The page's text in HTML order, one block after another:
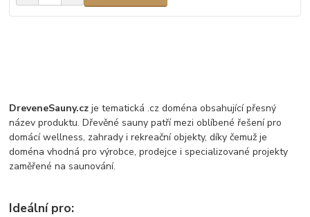
DreveneSauny.cz je tematická .cz doména obsahující přesný
název produktu. Dřevěné sauny patří mezi oblíbené řešení pro
domácí wellness, zahrady i rekreační objekty, díky čemuž je
doména vhodná pro výrobce, prodejce i specializované projekty
zaměřené na saunování.
Ideální pro: